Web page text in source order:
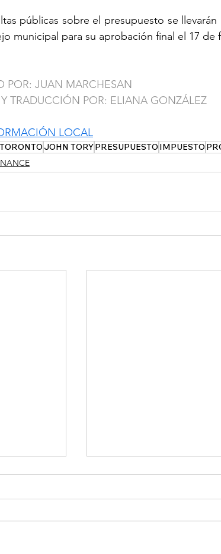
públicas sobre el presupuesto se
municipal para su aprobación final el 17 de
POR: JUAN MARCHESAN
TRADUCCIÓN POR: ELIANA GONZÁLEZ
LOCAL
TORONTOJOHN TORYPRESUPUESTOIMPUESTO